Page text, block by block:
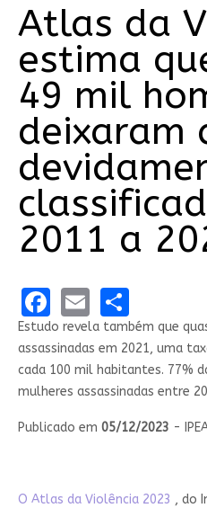
Atlas da
estima
49 mil
deixaram
2011 a
Facebook
EmailShare
Estudo revela também que
assassinadas em 2021, uma
cada 100 mil habitantes. 77%
mulheres assassinadas entre
Publicado em 05/12/2023 -
O Atlas da Violência 2023 , do